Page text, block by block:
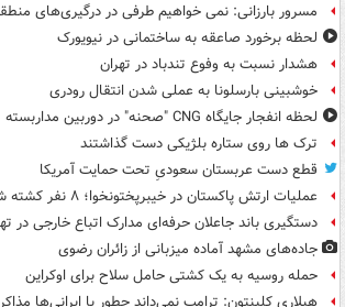
مسرور بارزانی: نمی خواهیم طرفی در درگیری‌های
لحظه برخورد صاعقه به ساختمانی در نیویورک
هشدار نسبت به وفوع تندباد در تهران
خوشبینی بارسلونا به عملی شدن انتقال رودری
لحظه انفجار جایگاه CNG "صحنه" در دوربین مداربسته
ترک ها روی ستاره بلژیکی دست گذاشتند
قطع دست عربستان سعودیِ تحت حمایت آمریکا
عملیات ارتش پاکستان در خیبرپختونخوا؛ ۸ نفر کشته شدند
دستگیری باند جاعلان حرفه‌ای مدارک اتباع خارجی در
جاده‌های مشهد آماده میزبانی از زائران رضوی
حمله روسیه به یک کشتی حامل سلاح برای اوکراین
هیلاری کلینتون: ترامپ نمی‌داند چطور با ایرانی‌ها